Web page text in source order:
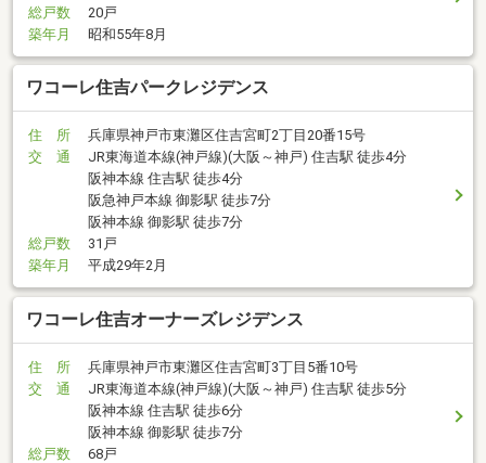
総戸数
20戸
築年月
昭和55年8月
ワコーレ住吉パークレジデンス
住 所
兵庫県神戸市東灘区住吉宮町2丁目20番15号
交 通
JR東海道本線(神戸線)(大阪～神戸) 住吉駅 徒歩4分
阪神本線 住吉駅 徒歩4分
阪急神戸本線 御影駅 徒歩7分
阪神本線 御影駅 徒歩7分
総戸数
31戸
築年月
平成29年2月
ワコーレ住吉オーナーズレジデンス
住 所
兵庫県神戸市東灘区住吉宮町3丁目5番10号
交 通
JR東海道本線(神戸線)(大阪～神戸) 住吉駅 徒歩5分
阪神本線 住吉駅 徒歩6分
阪神本線 御影駅 徒歩7分
総戸数
68戸